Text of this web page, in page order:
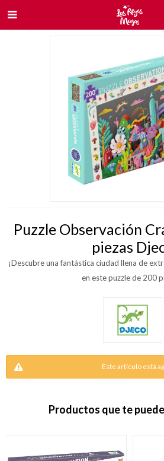

Puzzle Observación
piezas
¡Descubre una fantástica ciudad llena de
en este puzzle de 200
Este artículo está
Productos que te